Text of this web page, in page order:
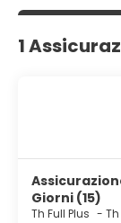
1
Giorni (15)
Th Full Plus - Th